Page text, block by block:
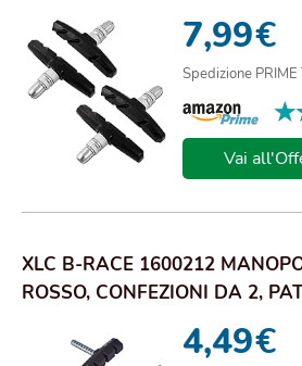
PATTINI FREN...
7,99€
Spedizione
Vai
XLC B-RACE 1600212
ROSSO, CONFEZIONI DA 2,
4,49€